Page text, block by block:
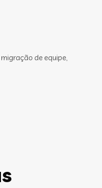
de equipe,